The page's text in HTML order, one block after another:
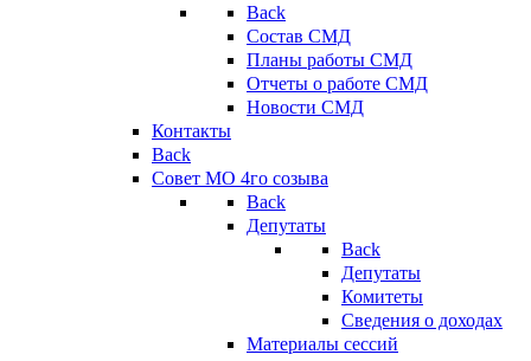
Back
Состав СМД
Планы работы СМД
Отчеты о работе СМД
Новости СМД
Контакты
Back
Совет МО 4го созыва
Back
Депутаты
Back
Депутаты
Комитеты
Сведения о доходах
Материалы сессий